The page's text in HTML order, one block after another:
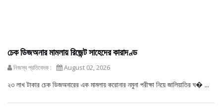
চেক ডিজঅনার মামলায় রিজেন্ট সাহেদের কারাদণ্ড
নিজস্ব প্রতিবেদক : August 02, 2026
২৩ লাখ টাকার চেক ডিজঅনারের এক মামলায় করোনার নমুনা পরীক্ষা নিয়ে জালিয়াতির ঘ� ...